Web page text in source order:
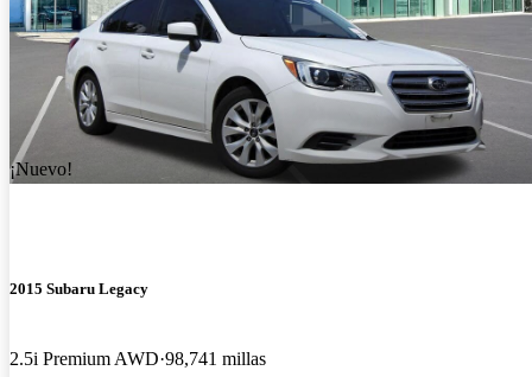
¡Nuevo!
2015 Subaru Legacy
2.5i Premium AWD 98,741 millas